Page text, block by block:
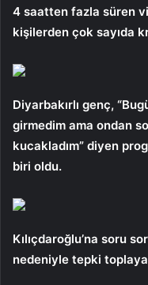
4 saatten fazla süren
kişilerden çok sayıda
Diyarbakırlı genç,
girmedim ama ondan
kucakladım” diyen
biri oldu.
Kılıçdaroğlu’na soru
nedeniyle tepki